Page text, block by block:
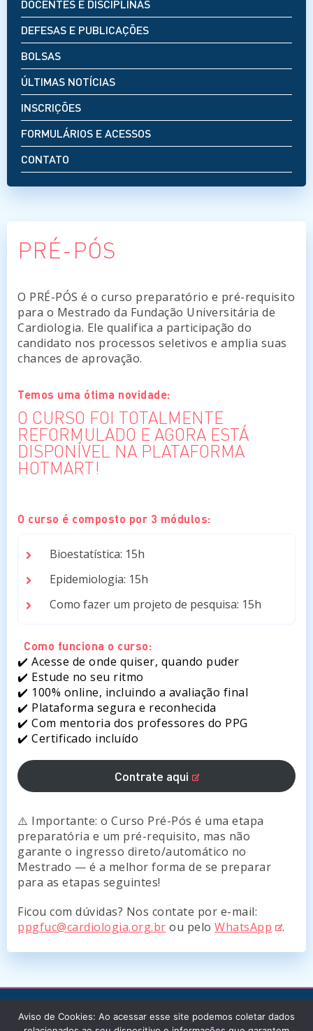
DOCENTES E DISCIPLINAS
DEFESAS E PUBLICAÇÕES
BOLSAS
ÚLTIMAS NOTÍCIAS
INSCRIÇÕES
FORMULÁRIOS E ACESSOS
CONTATO
PRÉ-PÓS
O PRÉ-PÓS é o curso preparatório e pré-requisito
para o Mestrado da Fundação Universitária de
Cardiologia. Ele qualifica a participação do
candidato nos processos seletivos e amplia suas
chances de aprovação.
Temos uma ótima novidade:
O CURSO FOI TOTALMENTE
REFORMULADO E AGORA ESTÁ
DISPONÍVEL NA PLATAFORMA
HOTMART!
O curso é composto por 3 módulos:
Bioestatística: 15h
Epidemiologia: 15h
Como fazer um projeto de pesquisa: 15h
Como funciona o curso:
✔️ Acesse de onde quiser, quando puder
✔️ Estude no seu ritmo
✔️ 100% online, incluindo a avaliação final
✔️ Plataforma segura e reconhecida
✔️ Com mentoria dos professores do PPG
✔️ Certificado incluído
Contrate aqui
⚠️ Importante: o Curso Pré-Pós é uma etapa
preparatória e um pré-requisito, mas não
garante o ingresso direto/automático no
Mestrado — é a melhor forma de se preparar
para as etapas seguintes!
Ficou com dúvidas? Nos contate por e-mail:
ppgfuc@cardiologia.org.br ou pelo WhatsApp .
Aviso de Cookies: Ao acessar esse site podemos coletar dados